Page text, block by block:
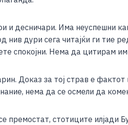
и десничари. Има неуспешни
нив дури сега читајќи ги тие
спокојни. Нема да цитирам
Доказ за тој страв е
нема да се осмели да
премостат, стотиците илјади